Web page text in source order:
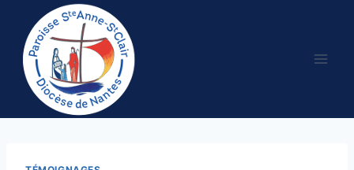
contenu